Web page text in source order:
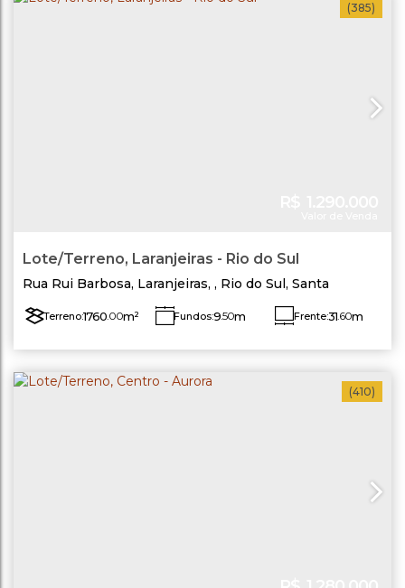
(385)
Lote/Terreno, Laranjeiras - Rio do Sul
Rua Rui Barbosa, Laranjeiras , Rio do Sul, Santa
Terreno:1760.00m² Fundos:9.50m Frente:31.60m
Lado Direito:57.50m
(410)